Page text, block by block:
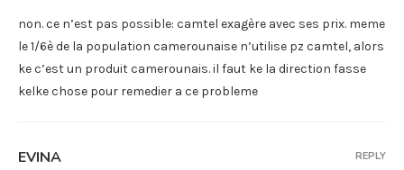
non. ce n’est pas possible: camtel exagère avec ses prix. meme
le 1/6è de la population camerounaise n’utilise pz camtel, alors
ke c’est un produit camerounais. il faut ke la direction fasse
kelke chose pour remedier a ce probleme
EVINA REPLY